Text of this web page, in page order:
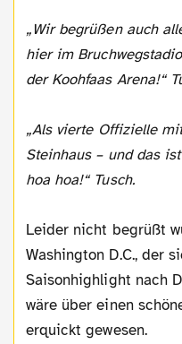
„Wir begrüßen auch
hier im
der Koohfaas Arena!“
„Als vierte Offizielle
Steinhaus – und das
hoa hoa!“ Tusch.
Leider nicht begrüßt
Washington D.C., der
Saisonhighlight nach
wäre über einen
erquickt gewesen.